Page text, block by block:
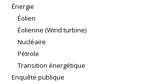
Énergie
Éolien
Éolienne (Wind turbine)
Nucléaire
Pétrole
Transition énergétique
Enquête publique